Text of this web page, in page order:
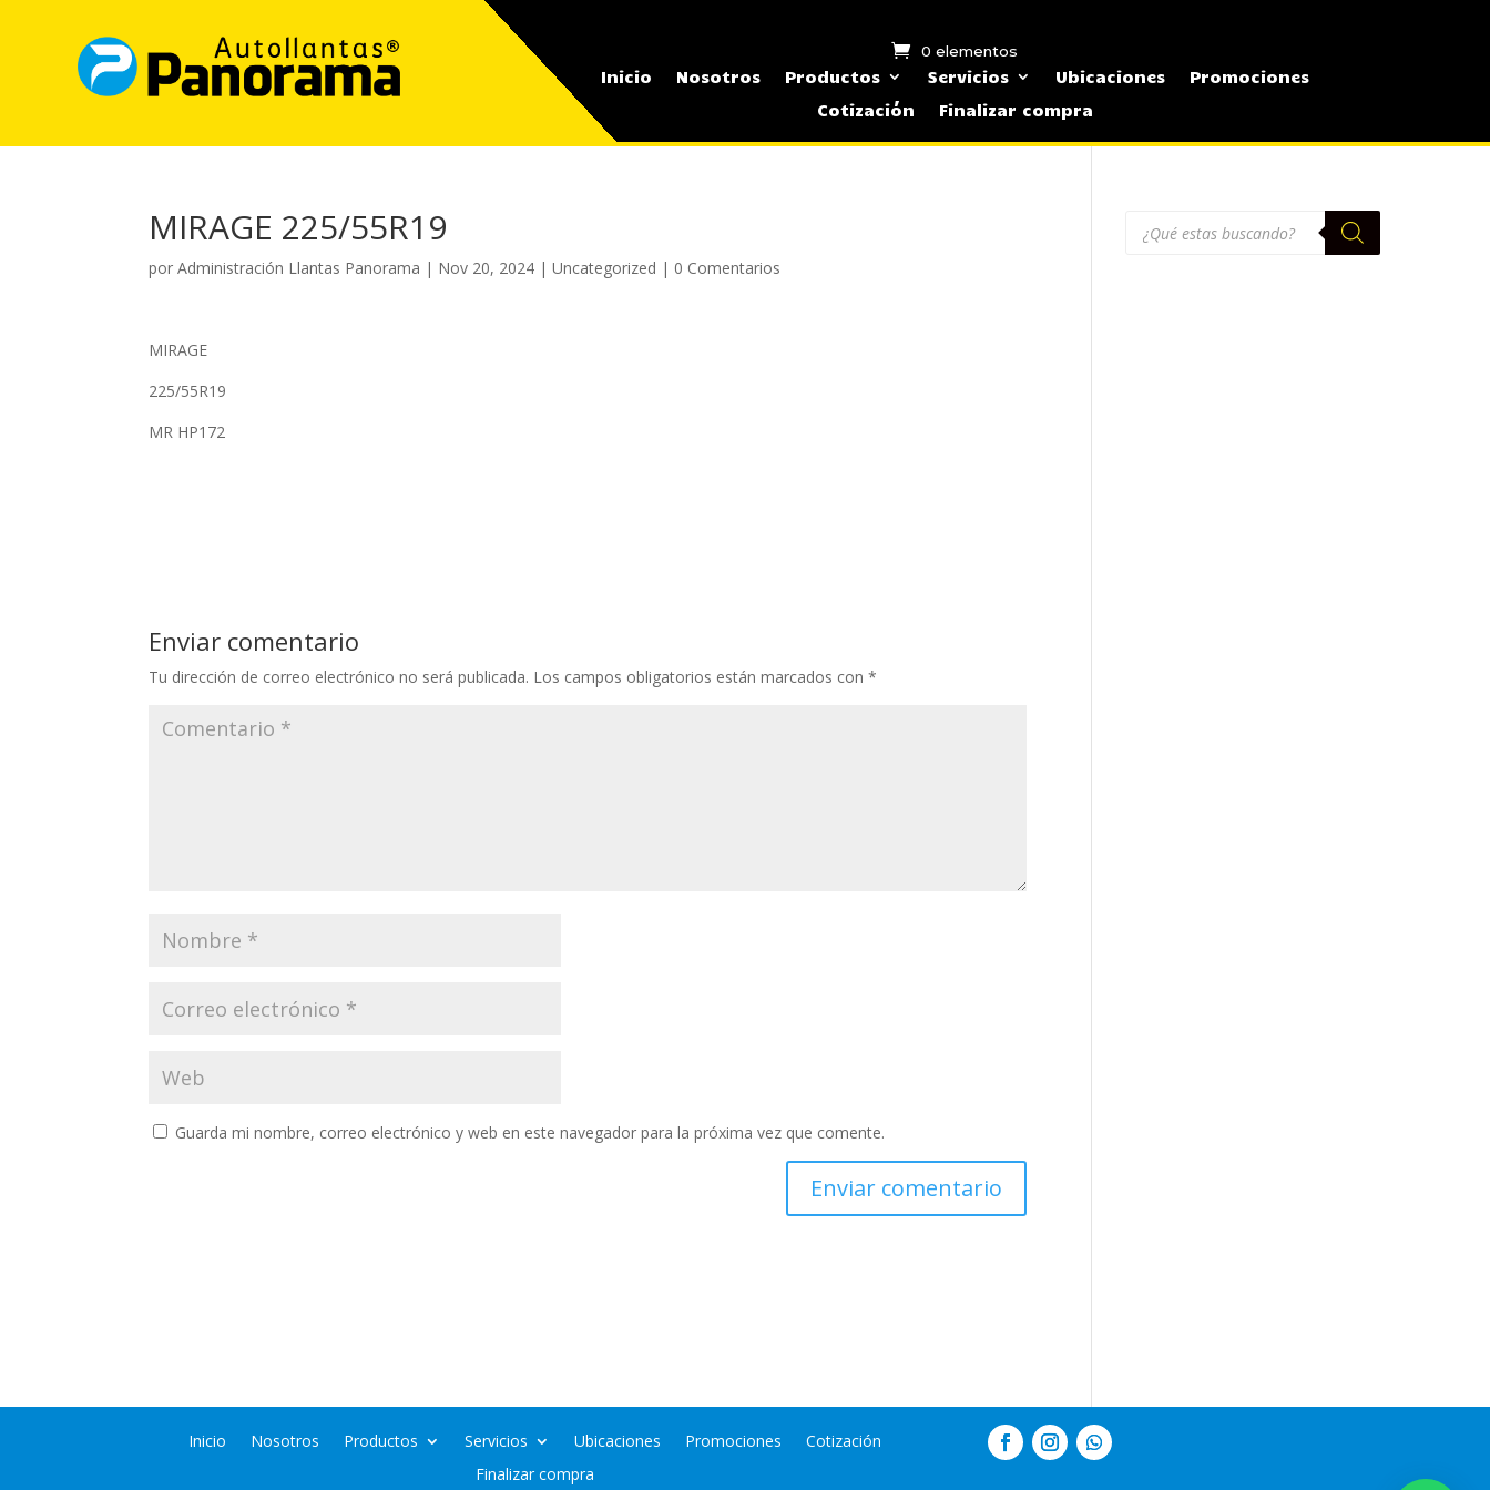
0 elementos
Inicio Nosotros Productos Servicios Ubicaciones
Promociones
Cotización
Finalizar compra
MIRAGE 225/55R19
porAdministración Llantas Panorama | Nov 20, 2024 |Uncategorized | 0 Comentarios
MIRAGE
225/55R19
MR HP172
Enviar comentario
Tu dirección de correo electrónico no será publicada. Los campos obligatorios están marcados con*
Guarda mi nombre, correo electrónico y web en este navegador para la próxima vez que comente.
productos
Inicio Nosotros Productos Servicios Ubicaciones Promociones
Cotización
Finalizar compra